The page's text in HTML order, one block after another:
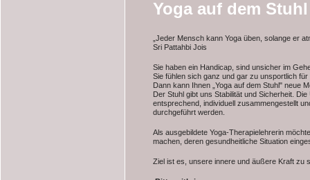
Yoga auf dem Stuhl
„Jeder Mensch kann Yoga üben, solange er
Sri Pattahbi Jois
Sie haben ein Handicap, sind unsicher im
Sie fühlen sich ganz und gar zu unsportlich für
Dann kann Ihnen „Yoga auf dem Stuhl" neue
Der Stuhl gibt uns Stabilität und Sicherheit.
entsprechend, individuell zusammengestellt
durchgeführt werden.
Als ausgebildete Yoga-Therapielehrerin
machen, deren gesundheitliche Situation
Ziel ist es, unsere innere und äußere Kraft zu